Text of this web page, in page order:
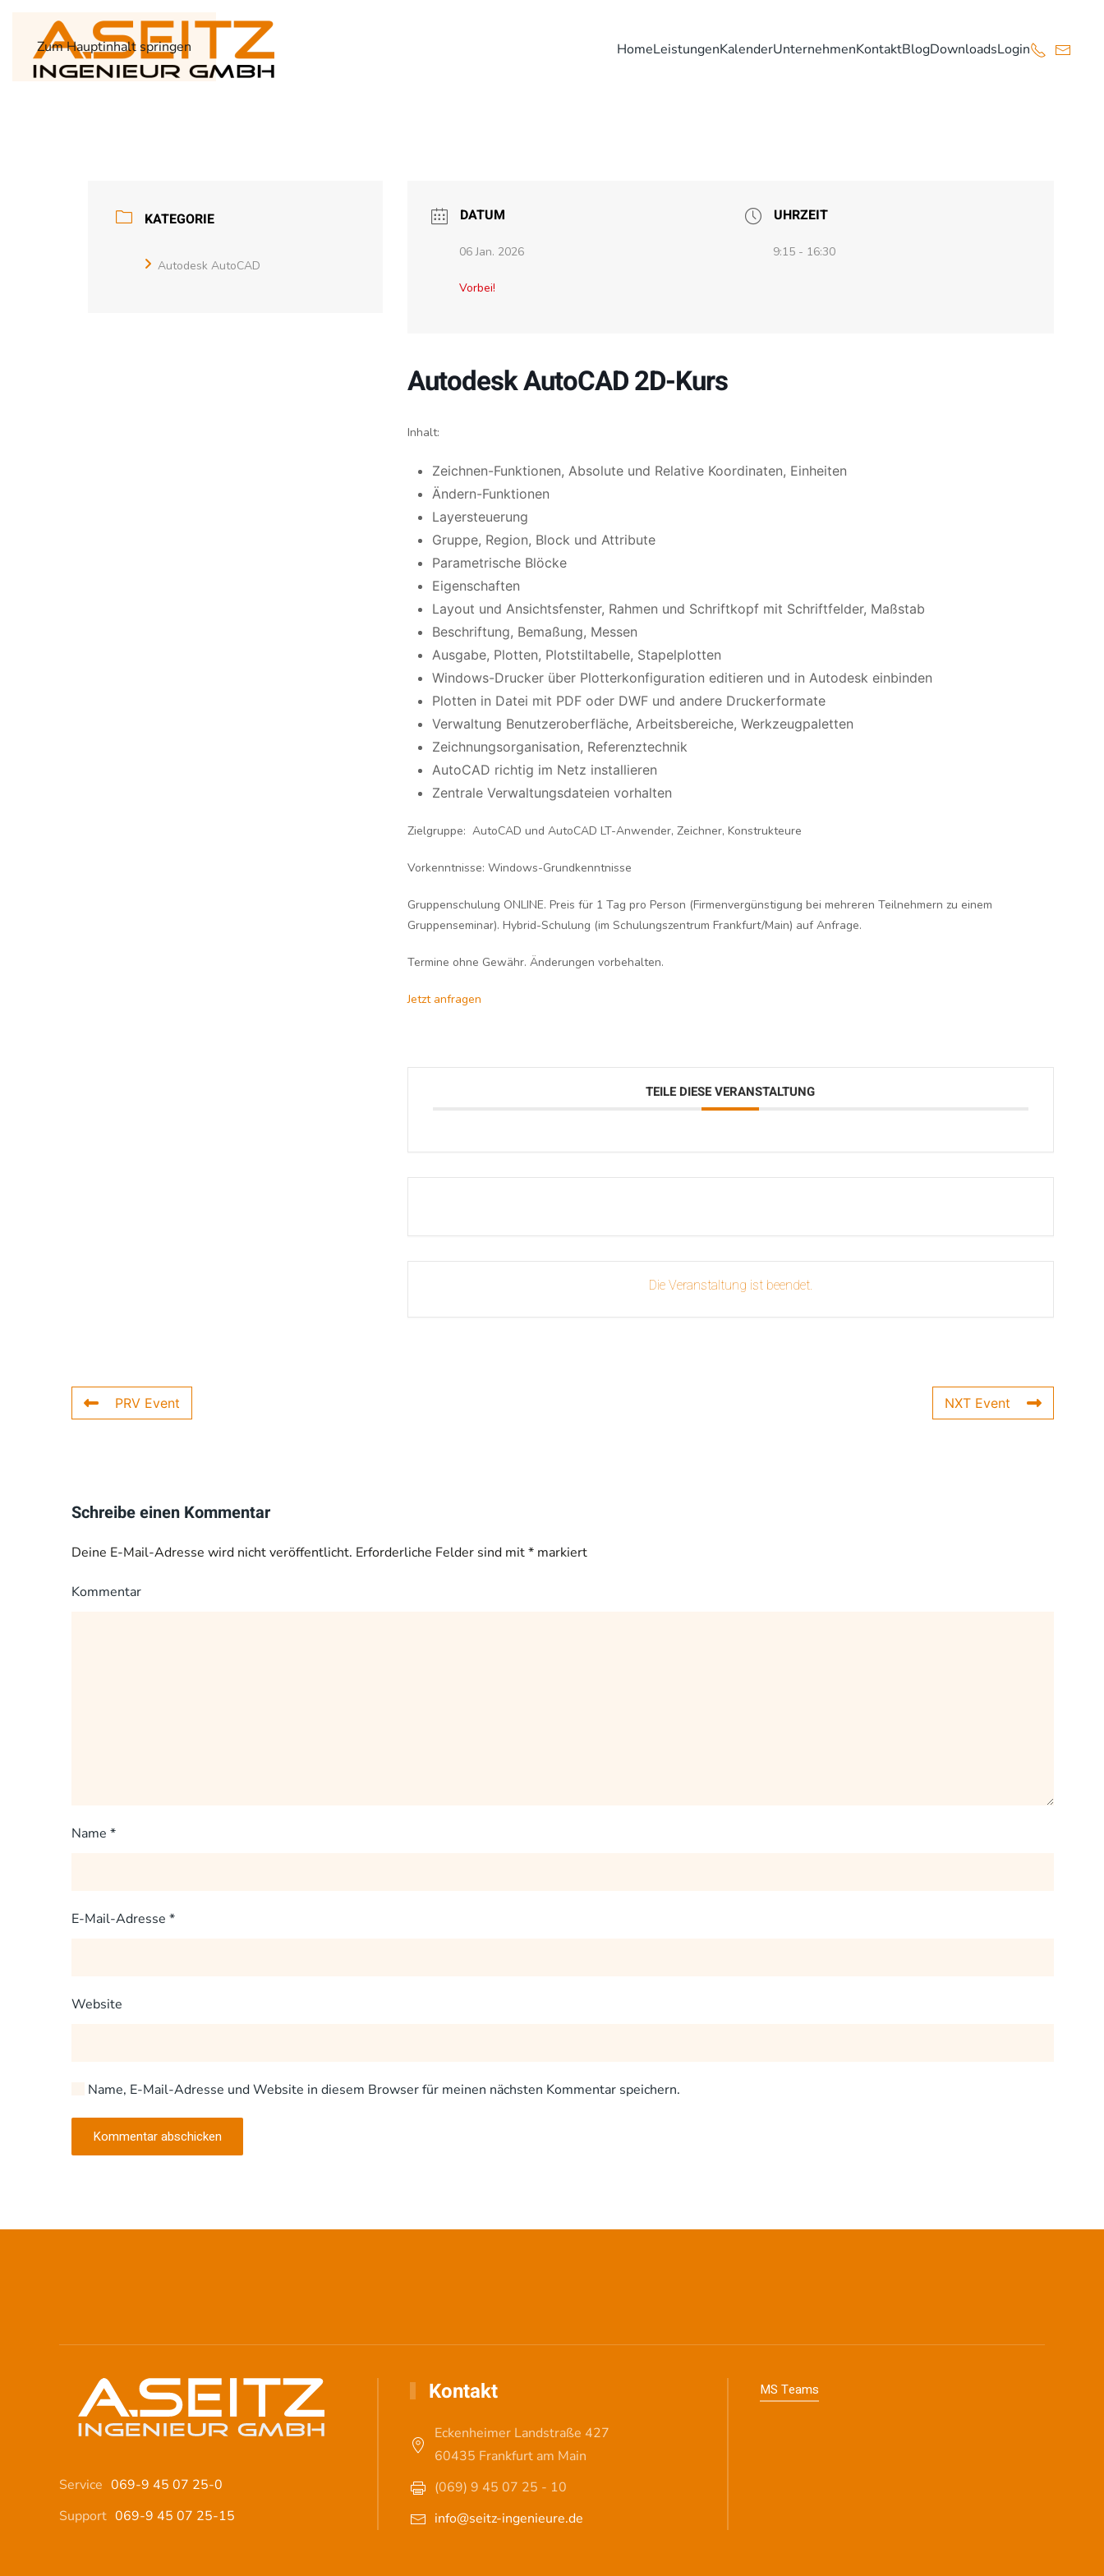
Zum Hauptinhalt springen HomeLeistungenKalenderUnternehmenKontaktBlogDownloadsLogin
KATEGORIE
Autodesk AutoCAD
DATUM
06 Jan. 2026
Vorbei!
UHRZEIT
9:15 - 16:30
Autodesk AutoCAD 2D-Kurs
Inhalt:
Zeichnen-Funktionen, Absolute und Relative Koordinaten, Einheiten
Ändern-Funktionen
Layersteuerung
Gruppe, Region, Block und Attribute
Parametrische Blöcke
Eigenschaften
Layout und Ansichtsfenster, Rahmen und Schriftkopf mit Schriftfelder, Maßstab
Beschriftung, Bemaßung, Messen
Ausgabe, Plotten, Plotstiltabelle, Stapelplotten
Windows-Drucker über Plotterkonfiguration editieren und in Autodesk einbinden
Plotten in Datei mit PDF oder DWF und andere Druckerformate
Verwaltung Benutzeroberfläche, Arbeitsbereiche, Werkzeugpaletten
Zeichnungsorganisation, Referenztechnik
AutoCAD richtig im Netz installieren
Zentrale Verwaltungsdateien vorhalten
Zielgruppe: AutoCAD und AutoCAD LT-Anwender, Zeichner, Konstrukteure
Vorkenntnisse: Windows-Grundkenntnisse
Gruppenschulung ONLINE. Preis für 1 Tag pro Person (Firmenvergünstigung bei mehreren Teilnehmern zu einem
Gruppenseminar). Hybrid-Schulung (im Schulungszentrum Frankfurt/Main) auf Anfrage.
Termine ohne Gewähr. Änderungen vorbehalten.
Jetzt anfragen
TEILE DIESE VERANSTALTUNG
Die Veranstaltung ist beendet.
PRV Event NXT Event
Schreibe einen Kommentar
Deine E-Mail-Adresse wird nicht veröffentlicht. Erforderliche Felder sind mit* markiert
Kommentar
Name *
E-Mail-Adresse *
Website
Name, E-Mail-Adresse und Website in diesem Browser für meinen nächsten Kommentar speichern.
Kommentar abschicken
Service 069-9 45 07 25-0
Support 069-9 45 07 25-15
Kontakt
Eckenheimer Landstraße 427
60435 Frankfurt am Main
(069) 9 45 07 25 - 10
info@seitz-ingenieure.de
MS Teams